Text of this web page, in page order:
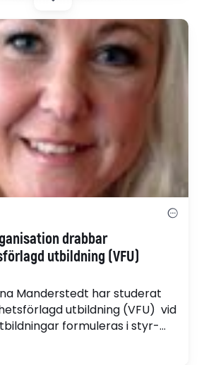
drabbar
utbildning (VFU)
Manderstedt har studerat
utbildning (VFU) vid
formuleras i styr-
"Min studie vittnar
stort behov av utökad